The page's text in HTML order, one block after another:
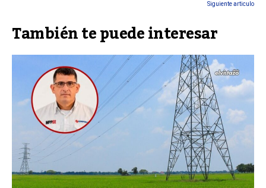
Siguiente articulo
También te puede interesar